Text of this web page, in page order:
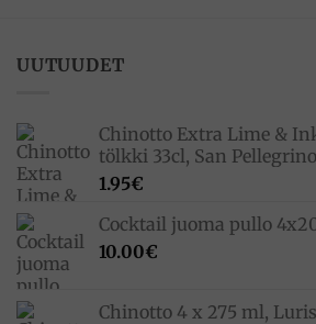
UUTUUDET
Chinotto Extra Lime &
tölkki 33cl, San Pellegrino
1.95€
Cocktail juoma pullo
10.00€
Chinotto 4 x 275 ml,